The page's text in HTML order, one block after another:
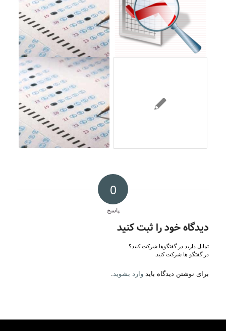
0
پاسخ
دیدگاه خود را ثبت کنید
تمایل دارید در گفتگوها شرکت کنید؟
در گفتگو ها شرکت کنید.
برای نوشتن دیدگاه باید وارد بشوید.